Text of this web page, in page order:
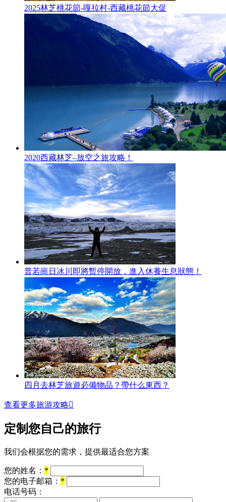
2025林芝桃花節-嘎拉村-西藏桃花節大促
2020西藏林芝–放空之旅攻略！
普若崗日冰川即將暫停開放，進入休養生息狀態！
四月去林芝旅遊必備物品？帶什么東西？
查看更多旅游攻略
定制您自己的旅行
我们会根据您的需求，提供最适合您方案
您的姓名： *
您的电子邮箱： *
电话号码：